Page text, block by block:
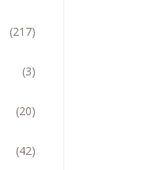
(217)
(3)
(20)
(42)